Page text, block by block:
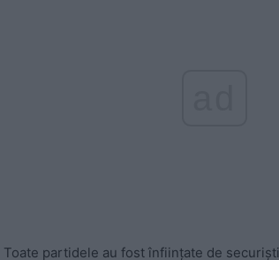
Toate partidele au fost înființate de